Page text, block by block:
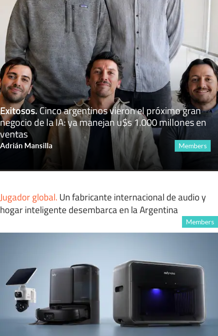
Exitosos.Cinco argentinos vieron el próximo gran
negocio de la IA: ya manejan u$s 1.000 millones en
ventas
Adrián Mansilla Members
Jugador global. Un fabricante internacional de audio y
hogar inteligente desembarca en la Argentina
Members